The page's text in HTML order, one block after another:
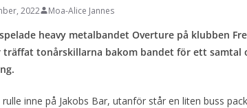
2022 Moa-Alice Jannes
heavy metalbandet Overture på klubben
träffat tonårskillarna bakom bandet för ett samtal
inne på Jakobs Bar, utanför står en liten buss